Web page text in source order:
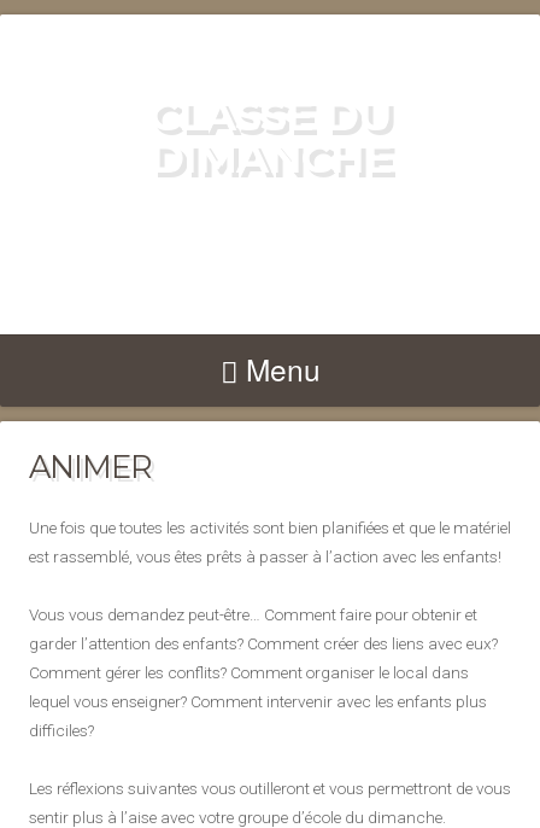
CLASSE DU
DIMANCHE
Menu
ANIMER
Une fois que toutes les activités sont bien planifiées et que le matériel
est rassemblé, vous êtes prêts à passer à l’action avec les enfants!
Vous vous demandez peut-être… Comment faire pour obtenir et
garder l’attention des enfants? Comment créer des liens avec eux?
Comment gérer les conflits? Comment organiser le local dans
lequel vous enseigner? Comment intervenir avec les enfants plus
difficiles?
Les réflexions suivantes vous outilleront et vous permettront de vous
sentir plus à l’aise avec votre groupe d’école du dimanche.